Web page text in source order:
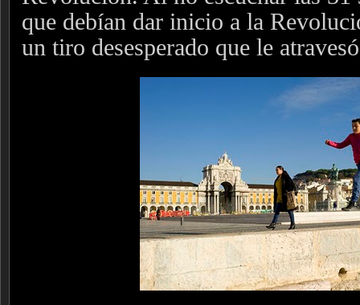
que debían dar inicio a la
un tiro desesperado que le